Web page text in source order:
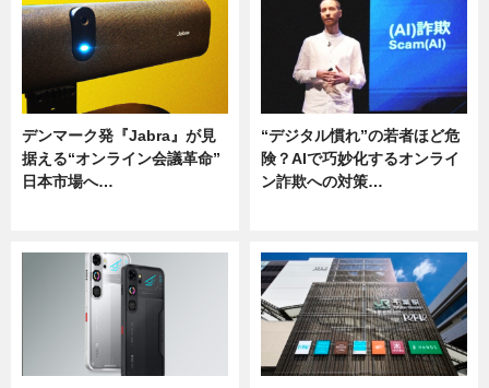
デンマーク発『Jabra』が見
据える“オンライン会議革命”
日本市場へ…
“デジタル慣れ”の若者ほど危
険？AIで巧妙化するオンライ
ン詐欺への対策…